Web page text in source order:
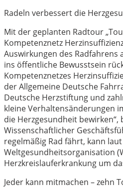
Radeln verbessert die
Mit der geplanten Radtour
Kompetenznetz
Auswirkungen des Radfahrens
ins öffentliche Bewusstsein
Kompetenznetzes
der Allgemeine Deutsche
Deutsche Herzstiftung und
kleine Verhaltensänderungen
die Herzgesundheit
Wissenschaftlicher
regelmäßig Rad fährt, kann laut
Weltgesundheitsorganisation
Herzkreislauferkrankung um
Jeder kann mitmachen – zehn